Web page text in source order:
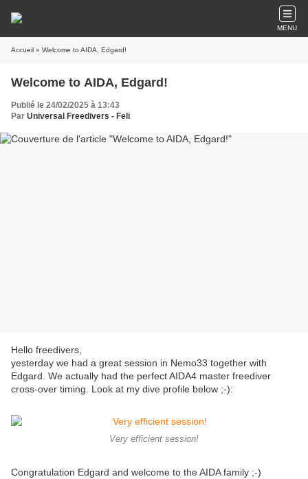
MENU
Accueil » Welcome to AIDA, Edgard!
Welcome to AIDA, Edgard!
Publié le 24/02/2025 à 13:43
Par Universal Freedivers - Feli
Hello freedivers,
yesterday we had a great session in Nemo33 together with
Edgard. We actually had the perfect AIDA4 master freediver
cross-over timing. Look at my dive profile below ;-):
Very efficient session!
Congratulation Edgard and welcome to the AIDA family ;-)